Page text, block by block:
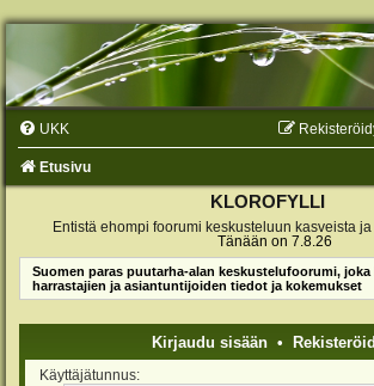
UKK
Etusivu
KLOROFYLLI
Entistä ehompi foorumi keskusteluun kasveista
Tänään on 7.8.26
Suomen paras puutarha-alan keskustelufoorumi, joka
harrastajien ja asiantuntijoiden tiedot ja kokemukset
Kirjaudu sisään•
Käyttäjätunnus: